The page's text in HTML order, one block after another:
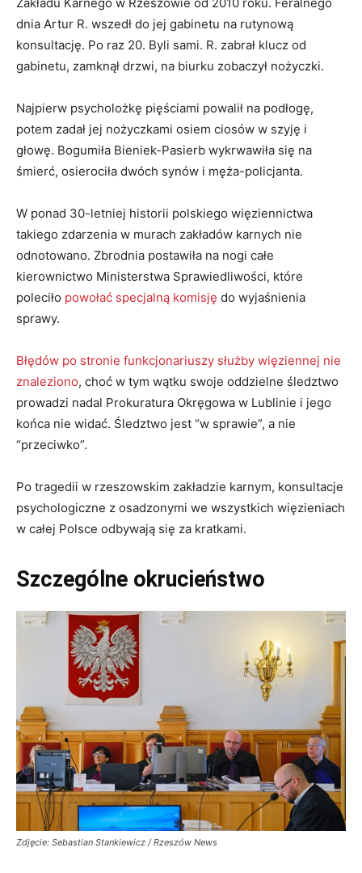
dnia Artur R. wszedł do jej gabinetu na rutynową
konsultację. Po raz 20. Byli sami. R. zabrał klucz od
gabinetu, zamknął drzwi, na biurku zobaczył nożyczki.
Najpierw psycholożkę pięściami powalił na podłogę,
potem zadał jej nożyczkami osiem ciosów w szyję i
głowę. Bogumiła Bieniek-Pasierb wykrwawiła się na
śmierć, osierociła dwóch synów i męża-policjanta.
W ponad 30-letniej historii polskiego więziennictwa
takiego zdarzenia w murach zakładów karnych nie
odnotowano. Zbrodnia postawiła na nogi całe
kierownictwo Ministerstwa Sprawiedliwości, które
poleciło powołać specjalną komisję do wyjaśnienia
sprawy.
Błędów po stronie funkcjonariuszy służby więziennej nie
znaleziono, choć w tym wątku swoje oddzielne śledztwo
prowadzi nadal Prokuratura Okręgowa w Lublinie i jego
końca nie widać. Śledztwo jest “w sprawie”, a nie
“przeciwko”.
Po tragedii w rzeszowskim zakładzie karnym, konsultacje
psychologiczne z osadzonymi we wszystkich więzieniach
w całej Polsce odbywają się za kratkami.
Szczególne okrucieństwo
Zdjęcie: Sebastian Stankiewicz / Rzeszów News